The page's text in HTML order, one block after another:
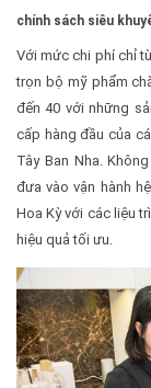
chính sách siêu
Với mức chi phí chỉ
trọn bộ mỹ phẩm
đến 40 với những
cấp hàng đầu của
Tây Ban Nha.
đưa vào vận hành
Hoa Kỳ với các liệu
hiệu quả tối ưu.